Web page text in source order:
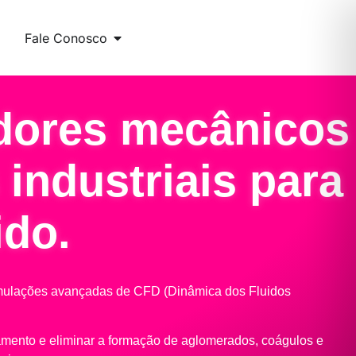
Fale Conosco
mecânicos
para
avançadas de CFD (Dinâmica dos Fluidos
e eliminar a formação de aglomerados, coágulos e